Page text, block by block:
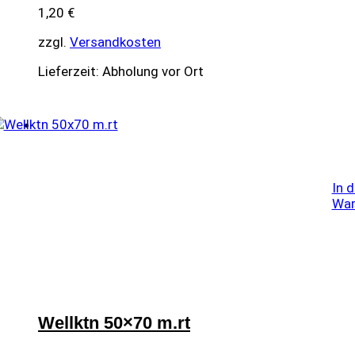
1,20 €
zzgl. Versandkosten
Lieferzeit: Abholung vor Ort
In
Wellktn 50×70 m.rt